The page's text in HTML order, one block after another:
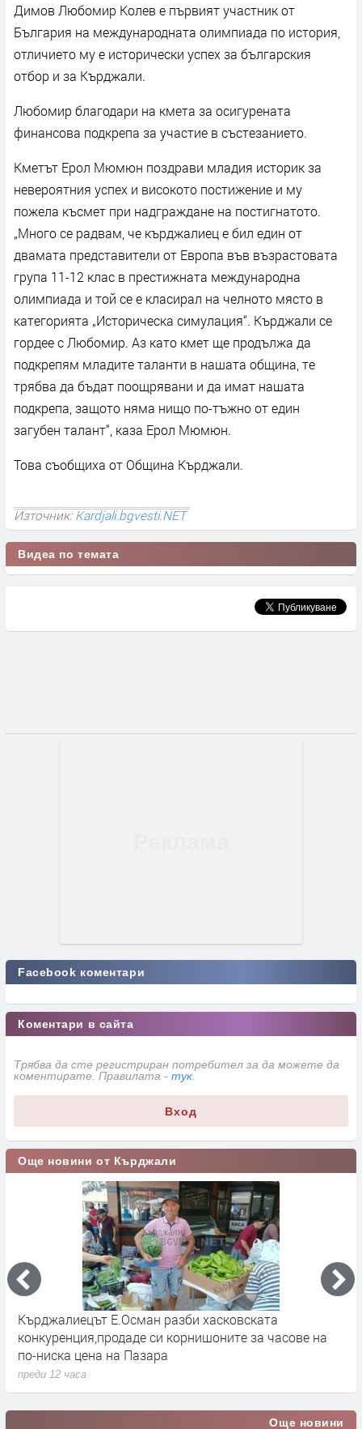
Димов Любомир Колев е първият участник от
България на международната олимпиада по история,
отличието му е исторически успех за българския
отбор и за Кърджали.
Любомир благодари на кмета за осигурената
финансова подкрепа за участие в състезанието.
Кметът Ерол Мюмюн поздрави младия историк за
невероятния успех и високото постижение и му
пожела късмет при надграждане на постигнатото.
„Много се радвам, че кърджалиец е бил един от
двамата представители от Европа във възрастовата
група 11-12 клас в престижната международна
олимпиада и той се е класирал на челното място в
категорията „Историческа симулация“. Кърджали се
гордее с Любомир. Аз като кмет ще продължа да
подкрепям младите таланти в нашата община, те
трябва да бъдат поощрявани и да имат нашата
подкрепа, защото няма нищо по-тъжно от един
загубен талант“, каза Ерол Мюмюн.
Това съобщиха от Община Кърджали.
Източник:Kardjali.bgvesti.NET
Видеа по темата
Facebook коментари
Коментари в сайта
Трябва да сте регистриран потребител за да можете да
коментирате. Правилата - тук
Вход
Още новини от Кърджали
Кърджалиецът Е.Осман разби хасковската
конкуренция,продаде си корнишоните за часове на
по-ниска цена на Пазара
преди 12 часа
Още новини